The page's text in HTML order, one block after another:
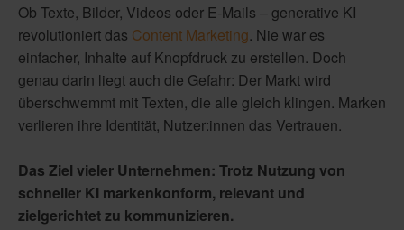
Ob Texte, Bilder, Videos oder E-Mails – generative KI
revolutioniert das Content Marketing. Nie war es
einfacher, Inhalte auf Knopfdruck zu erstellen. Doch
genau darin liegt auch die Gefahr: Der Markt wird
überschwemmt mit Texten, die alle gleich klingen. Marken
verlieren ihre Identität, Nutzer:innen das Vertrauen.
Das Ziel vieler Unternehmen: Trotz Nutzung von
schneller KI markenkonform, relevant und
zielgerichtet zu kommunizieren.